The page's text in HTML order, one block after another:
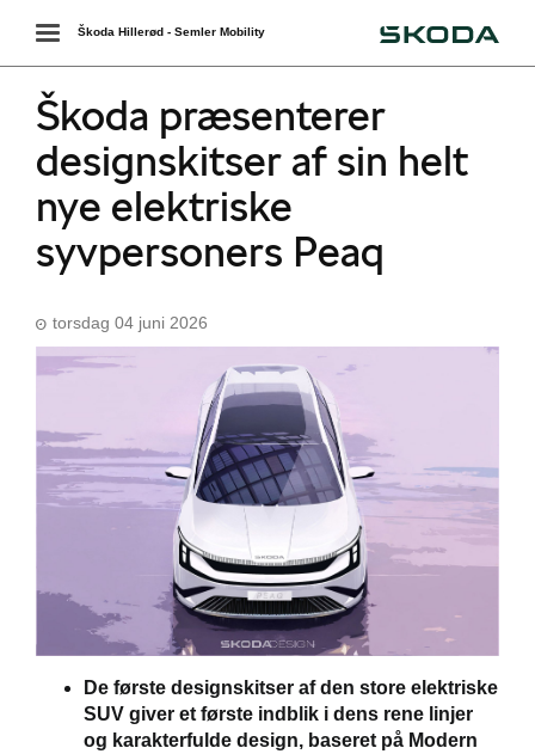
Danmarks
Toggle
navigation
Škoda Hillerød - Semler Mobility
Škoda præsenterer
designskitser af sin helt
nye elektriske
syvpersoners Peaq
torsdag 04 juni 2026
De første designskitser af den store elektriske
SUV giver et første indblik i dens rene linjer
og karakterfulde design, baseret på Modern